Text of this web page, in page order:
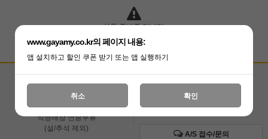
상품 준비중 입니다.
고객상담센터
온라인 : 02-3409-0337
직영매장 : 02-3409-0339
직영매장 연중무휴
(설/추석 제외)
입금계좌안내
국민은행 051001-04-100255
A/S 접수/문의
www.gayamy.co.kr의 페이지 내용:
앱 설치하고 할인 쿠폰 받기 또는 앱 실행하기
취소 확인